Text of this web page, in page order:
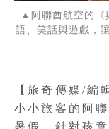
▲阿聯酋航空的《
語、笑話與遊戲，
【旅奇傳媒/編
小小旅客的阿
暑假，針對孩